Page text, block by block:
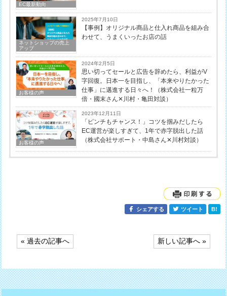
EC最新動向
ネットショップの売上
アップ
2025年7月10日
【事例】オリジナル商品と仕入れ商品を組み合
わせて、うまくいったお店の話
お客様の声
2024年2月5日
思い切ってセールと広告を辞めたら、利益がV
字回復。日本一を目指し、「本来やりたかった
仕事」に邁進する日々へ！（株式会社一粒万
倍・國末さん✕川村・亀田対談）
お客様の声
2023年12月11日
「ピンチもチャンス！」コツを掴みだしたら
EC運営が楽しすぎて、1年で赤字脱出した話
（株式会社サポート・中島さん✕川村対談）
シェアする ツイート B!
投
稿
ナ
ビ
ゲ
ー
シ
« 過去の記事へ 新しい記事へ »